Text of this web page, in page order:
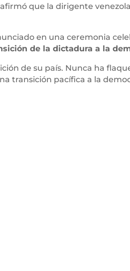
que la dirigente
en una ceremonia
de la dictadura a la
de su país. Nunca ha
transición pacífica a la